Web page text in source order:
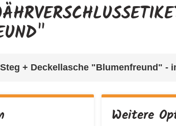
+ Deckellasche "Blumenfreund" -
Weitere